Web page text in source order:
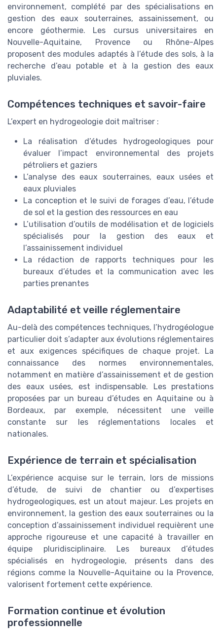
environnement, complété par des spécialisations en
gestion des eaux souterraines, assainissement, ou
encore géothermie. Les cursus universitaires en
Nouvelle-Aquitaine, Provence ou Rhône-Alpes
proposent des modules adaptés à l’étude des sols, à la
recherche d’eau potable et à la gestion des eaux
pluviales.
Compétences techniques et savoir-faire
L’expert en hydrogeologie doit maîtriser :
La réalisation d’études hydrogeologiques pour
évaluer l’impact environnemental des projets
pétroliers et gaziers
L’analyse des eaux souterraines, eaux usées et
eaux pluviales
La conception et le suivi de forages d’eau, l’étude
de sol et la gestion des ressources en eau
L’utilisation d’outils de modélisation et de logiciels
spécialisés pour la gestion des eaux et
l’assainissement individuel
La rédaction de rapports techniques pour les
bureaux d’études et la communication avec les
parties prenantes
Adaptabilité et veille réglementaire
Au-delà des compétences techniques, l’hydrogéologue
particulier doit s’adapter aux évolutions réglementaires
et aux exigences spécifiques de chaque projet. La
connaissance des normes environnementales,
notamment en matière d’assainissement et de gestion
des eaux usées, est indispensable. Les prestations
proposées par un bureau d’études en Aquitaine ou à
Bordeaux, par exemple, nécessitent une veille
constante sur les réglementations locales et
nationales.
Expérience de terrain et spécialisation
L’expérience acquise sur le terrain, lors de missions
d’étude, de suivi de chantier ou d’expertises
hydrogeologiques, est un atout majeur. Les projets en
environnement, la gestion des eaux souterraines ou la
conception d’assainissement individuel requièrent une
approche rigoureuse et une capacité à travailler en
équipe pluridisciplinaire. Les bureaux d’études
spécialisés en hydrogeologie, présents dans des
régions comme la Nouvelle-Aquitaine ou la Provence,
valorisent fortement cette expérience.
Formation continue et évolution
professionnelle